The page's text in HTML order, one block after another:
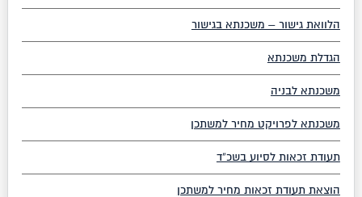
הלוואת גישור – משכנתא בגישור
הגדלת משכנתא
משכנתא לבניה
משכנתא לפרויקט מחיר למשתכן
תעודת זכאות לסיוע בשכ”ד
הוצאת תעודת זכאות מחיר למשתכן